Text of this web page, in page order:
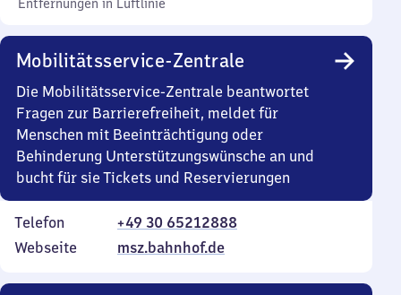
Entfernungen in Luftlinie
Mobilitätsservice-Zentrale
Die Mobilitätsservice-Zentrale beantwortet
Fragen zur Barrierefreiheit, meldet für
Menschen mit Beeinträchtigung oder
Behinderung Unterstützungswünsche an und
bucht für sie Tickets und Reservierungen
Telefon
+49 30 65212888
Webseite
msz.bahnhof.de